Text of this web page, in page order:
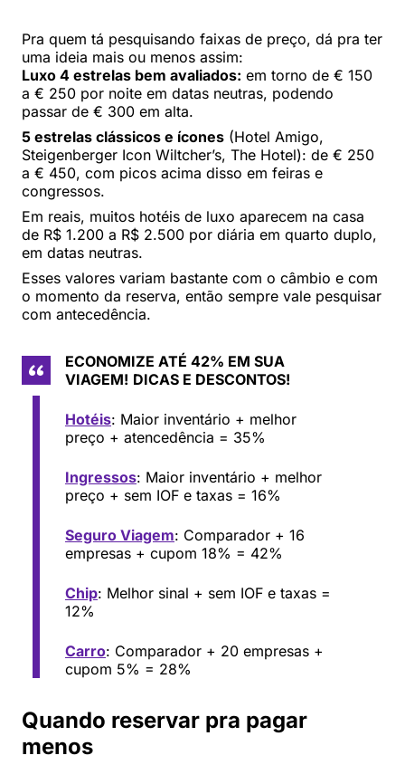
Pra quem tá pesquisando faixas de preço, dá pra ter
uma ideia mais ou menos assim:
Luxo 4 estrelas bem avaliados: em torno de € 150
a € 250 por noite em datas neutras, podendo
passar de € 300 em alta.
5 estrelas clássicos e ícones (Hotel Amigo,
Steigenberger Icon Wiltcher’s, The Hotel): de € 250
a € 450, com picos acima disso em feiras e
congressos.
Em reais, muitos hotéis de luxo aparecem na casa
de R$ 1.200 a R$ 2.500 por diária em quarto duplo,
em datas neutras.
Esses valores variam bastante com o câmbio e com
o momento da reserva, então sempre vale pesquisar
com antecedência.
ECONOMIZE ATÉ 42% EM SUA
VIAGEM! DICAS E DESCONTOS!
Hotéis: Maior inventário + melhor
preço + atencedência = 35%
Ingressos: Maior inventário + melhor
preço + sem IOF e taxas = 16%
Seguro Viagem: Comparador + 16
empresas + cupom 18% = 42%
Chip: Melhor sinal + sem IOF e taxas =
12%
Carro: Comparador + 20 empresas +
cupom 5% = 28%
Quando reservar pra pagar
menos